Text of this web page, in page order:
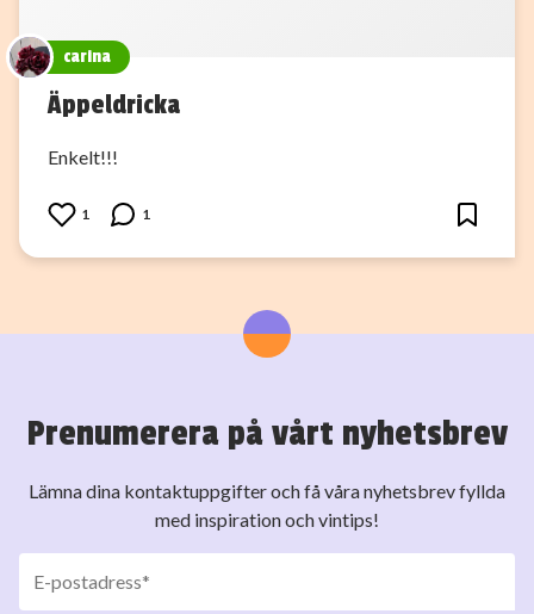
carina
Äppeldricka
Enkelt!!!
1 1
Prenumerera på vårt nyhetsbrev
Lämna dina kontaktuppgifter och få våra nyhetsbrev fyllda
med inspiration och vintips!